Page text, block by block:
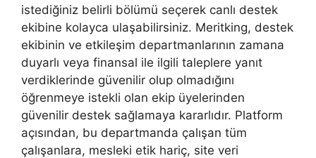
istediğiniz belirli bölümü seçerek canlı destek
ekibine kolayca ulaşabilirsiniz. Meritking, destek
ekibinin ve etkileşim departmanlarının zamana
duyarlı veya finansal ile ilgili taleplere yanıt
verdiklerinde güvenilir olup olmadığını
öğrenmeye istekli olan ekip üyelerinden
güvenilir destek sağlamaya kararlıdır. Platform
açısından, bu departmanda çalışan tüm
çalışanlara, mesleki etik hariç, site veri